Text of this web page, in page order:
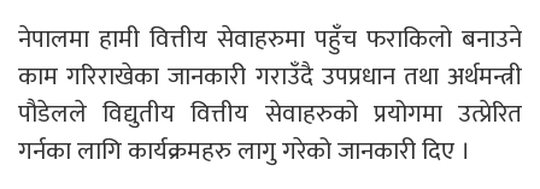
नेपालमा हामी वित्तीय सेवाहरुमा पहुँच फराकिलो बनाउने
काम गरिराखेका जानकारी गराउँदै उपप्रधान तथा अर्थमन्त्री
पौडेलले विद्युतीय वित्तीय सेवाहरुको प्रयोगमा उत्प्रेरित
गर्नका लागि कार्यक्रमहरु लागु गरेको जानकारी दिए ।